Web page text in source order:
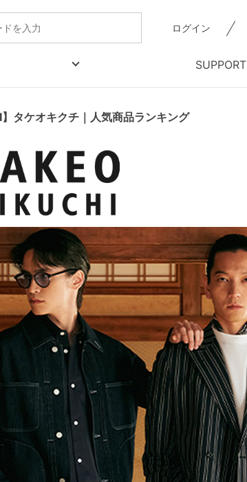
ログイン
SUPPORT
】タケオキクチ｜人気商品ランキング